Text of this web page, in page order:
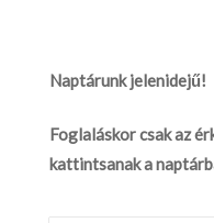
Naptárunk jelenidejű!
Foglaláskor csak az
kattintsanak a